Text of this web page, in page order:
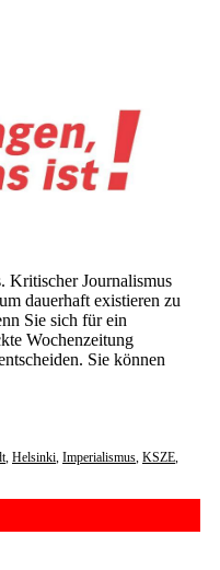
Kritischer Journalismus
dauerhaft existieren zu
Sie sich für ein
Wochenzeitung
Sie können
, Helsinki, Imperialismus, KSZE,